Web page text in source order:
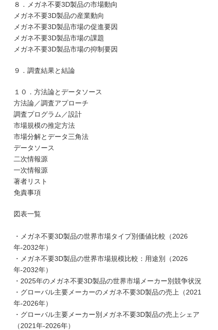
８．メガネ不要3D製品の市場動向
メガネ不要3D製品の産業動向
メガネ不要3D製品市場の促進要因
メガネ不要3D製品市場の課題
メガネ不要3D製品市場の抑制要因
９．調査結果と結論
１０．方法論とデータソース
方法論／調査アプローチ
調査プログラム／設計
市場規模の推定方法
市場分解とデータ三角法
データソース
二次情報源
一次情報源
著者リスト
免責事項
図表一覧
・メガネ不要3D製品の世界市場タイプ別価値比較（2026
年-2032年）
・メガネ不要3D製品の世界市場規模比較：用途別（2026
年-2032年）
・2025年のメガネ不要3D製品の世界市場メーカー別競争状況
・グローバル主要メーカーのメガネ不要3D製品の売上（2021
年-2026年）
・グローバル主要メーカー別メガネ不要3D製品の売上シェア
（2021年-2026年）